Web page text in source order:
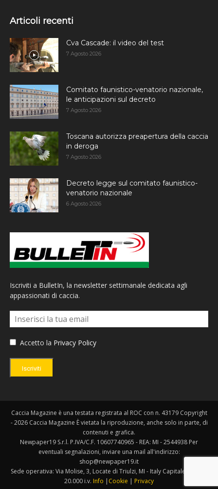
Articoli recenti
Cva Cascade: il video del test
7 Agosto 2026
Comitato faunistico-venatorio nazionale,
le anticipazioni sul decreto
7 Agosto 2026
Toscana autorizza preapertura della caccia
in deroga
7 Agosto 2026
Decreto legge sul comitato faunistico-
venatorio nazionale
6 Agosto 2026
Iscriviti a BulletIn, la newsletter settimanale dedicata agli
appassionati di caccia.
Accetto la Privacy Policy
Iscriviti
Caccia Magazine è una testata registrata al ROC con n. 43179 Copyright
- 2026 Caccia Magazine È vietata la riproduzione, anche solo in parte, di
contenuti e grafica.
Newpaper19 S.r.l. P.IVA/C.F. 10607740965 - REA: MI - 2544938 Per
eventuali segnalazioni, inviare una mail all'indirizzo:
shop@newpaper19.it
Sede operativa: Via Molise, 3, Locate di Triulzi, MI - Italy Capitale Sociale:
20.000 i.v. Info | Cookie | Privacy